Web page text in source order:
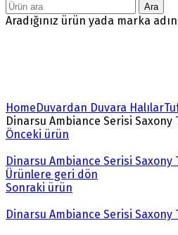
Ara
Aradığınız ürün yada marka
HomeDuvardan Duvara Halılar
Dinarsu Ambiance Serisi Saxony
Önceki ürün
Dinarsu Ambiance Serisi Saxony
Ürünlere geri dön
Sonraki ürün
Dinarsu Ambiance Serisi Saxony